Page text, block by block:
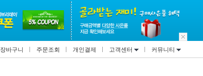
장바구니 주문조회 개인결제 고객센터 커뮤니티